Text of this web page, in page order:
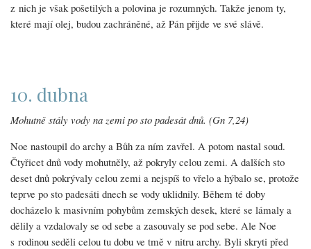
z nich je však pošetilých a polovina je rozumných. Takže jenom ty,
které mají olej, budou zachráněné, až Pán přijde ve své slávě.
10. dubna
Mohutně stály vody na zemi po sto padesát dnů. (Gn 7,24)
Noe nastoupil do archy a Bůh za ním zavřel. A potom nastal soud.
Čtyřicet dnů vody mohutněly, až pokryly celou zemi. A dalších sto
deset dnů pokrývaly celou zemi a nejspíš to vřelo a hýbalo se, protože
teprve po sto padesáti dnech se vody uklidnily. Během té doby
docházelo k masivním pohybům zemských desek, které se lámaly a
dělily a vzdalovaly se od sebe a zasouvaly se pod sebe. Ale Noe
s rodinou seděli celou tu dobu ve tmě v nitru archy. Byli skryti před